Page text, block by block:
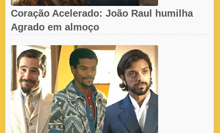
Coração Acelerado: João Raul humilha
Agrado em almoço